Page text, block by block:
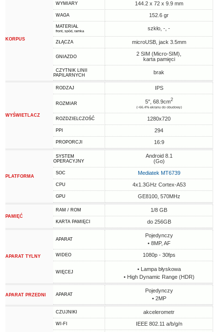
KORPUS
WYMIARY 144.2 x 72 x 9.9 mm
WAGA 152.6 gr
MATERIAŁ
front, spód, ramka szkło, -, -
ZŁĄCZA microUSB, jack 3.5mm
GNIAZDO
2 SIM (Micro-SIM),
karta pamięci
CZYTNIK LINII
PAPILARNYCH
brak
WYŚWIETLACZ
RODZAJ IPS
ROZMIAR 5", 68.9cm2
(~66.4% ekranu do obudowy)
ROZDZIELCZOŚĆ 1280x720
PPI 294
PROPORCJI 16:9
PLATFORMA
SYSTEM
OPERACYJNY
Android 8.1
(Go)
SOC Mediatek MT6739
CPU 4x1.3GHz Cortex-A53
GPU GE8100, 570MHz
PAMIĘĆ
RAM / ROM 1/8 GB
KARTA PAMIĘCI do 256GB
APARAT TYLNY
APARAT
Pojedynczy
• 8MP, AF
WIDEO 1080p - 30fps
WIĘCEJ
• Lampa błyskowa
• High Dynamic Range (HDR)
APARAT PRZEDNI APARAT
Pojedynczy
• 2MP
CZUJNIKI akcelerometr
WI-FI IEEE 802.11 a/b/g/n